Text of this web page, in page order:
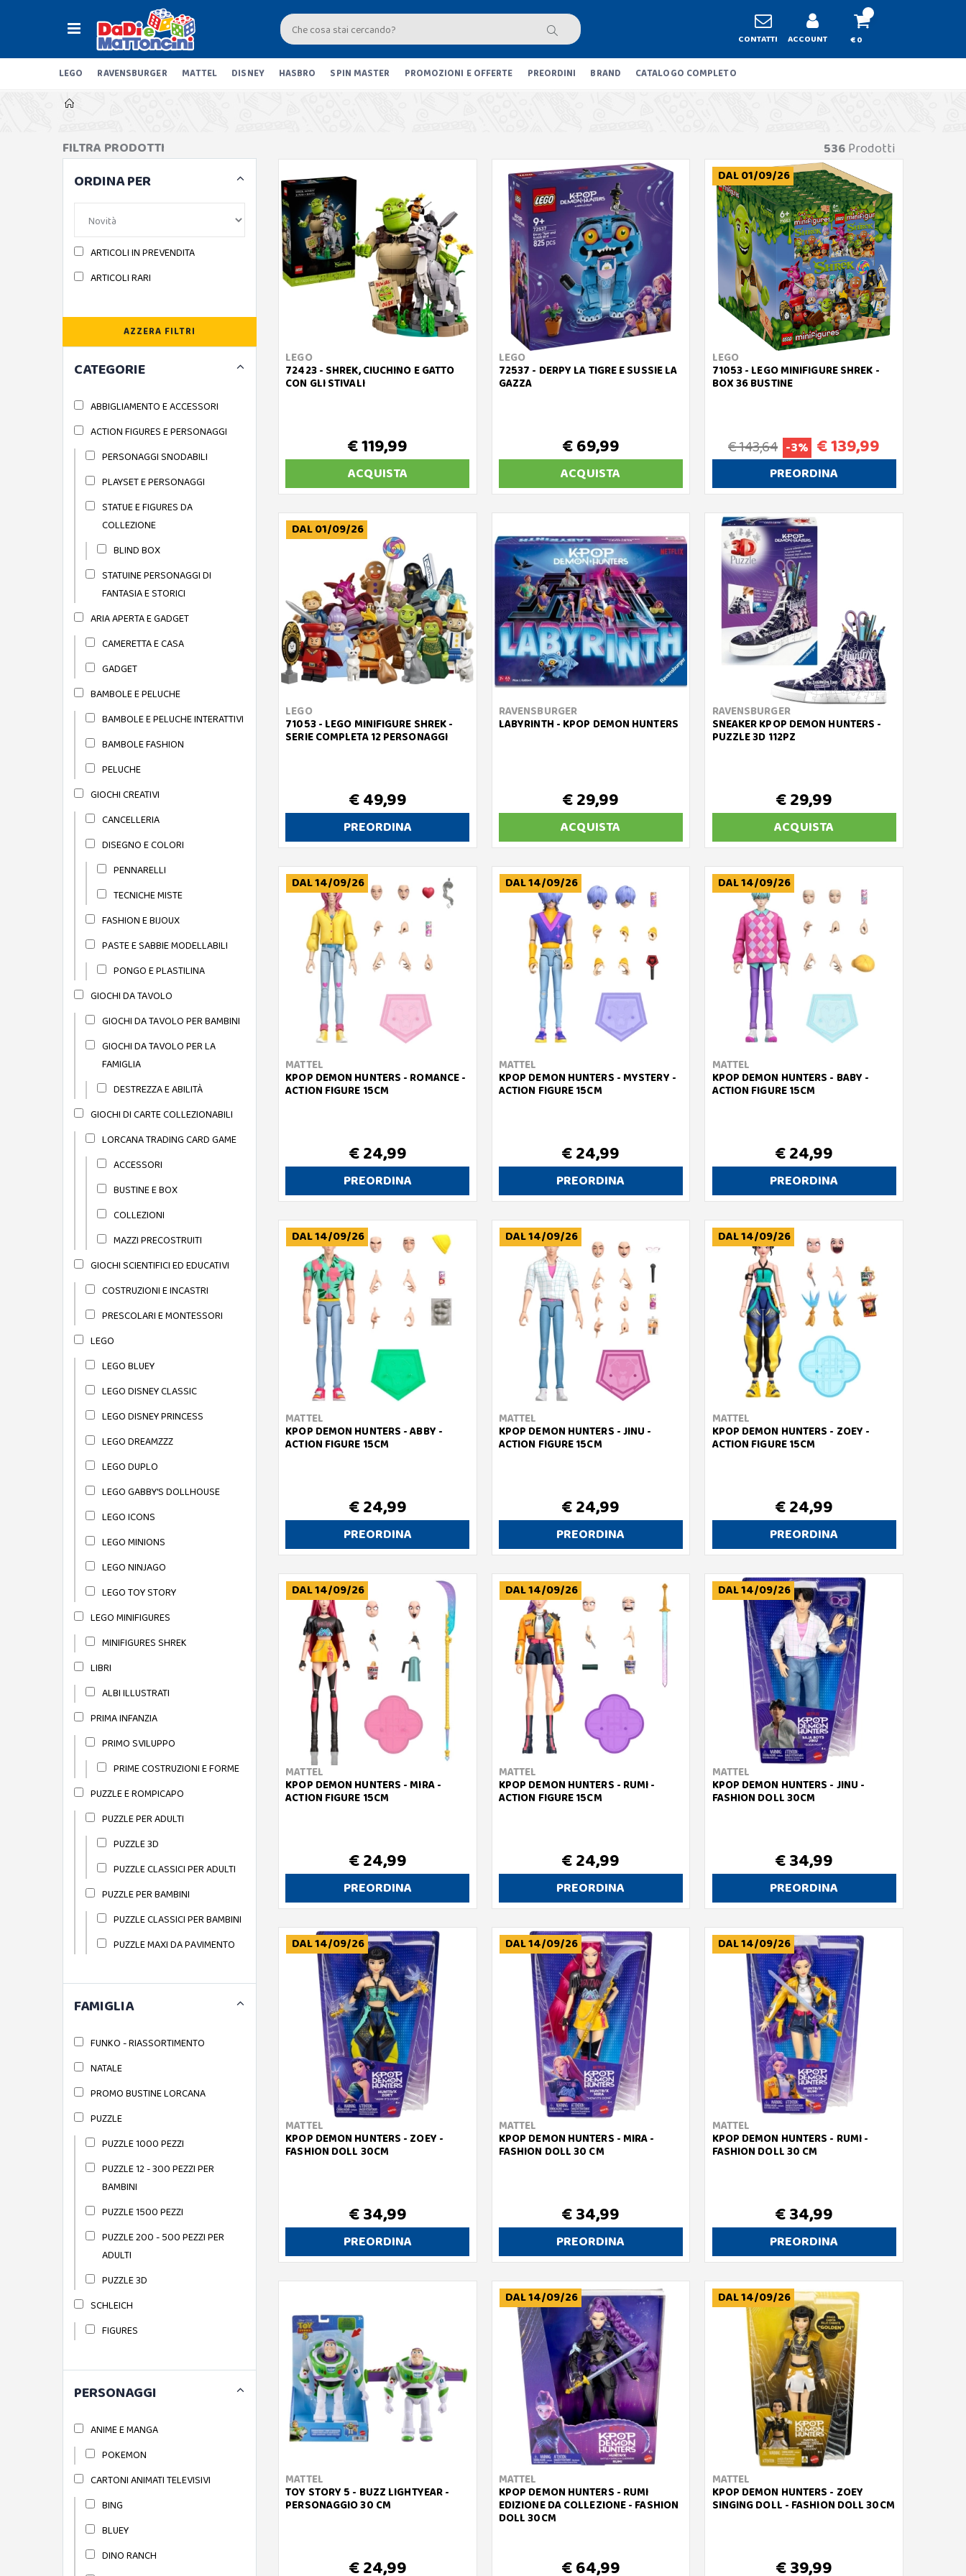
CONTATTI ACCOUNT € 0
LEGO RAVENSBURGER MATTEL DISNEY HASBRO SPIN MASTER PROMOZIONI E OFFERTE PREORDINI BRAND CATALOGO COMPLETO
536Prodotti
LEGO
72423 - SHREK, CIUCHINO E GATTO
CON GLI STIVALI
€ 119,99
ACQUISTA
LEGO
72537 - DERPY LA TIGRE E SUSSIE LA
GAZZA
€ 69,99
ACQUISTA
DAL 01/09/26
LEGO
71053 - LEGO MINIFIGURE SHREK -
BOX 36 BUSTINE
€ 143,64 -3% € 139,99
PREORDINA
DAL 01/09/26
LEGO
71053 - LEGO MINIFIGURE SHREK -
SERIE COMPLETA 12 PERSONAGGI
€ 49,99
PREORDINA
RAVENSBURGER
LABYRINTH - KPOP DEMON HUNTERS
€ 29,99
ACQUISTA
RAVENSBURGER
SNEAKER KPOP DEMON HUNTERS -
PUZZLE 3D 112PZ
€ 29,99
ACQUISTA
DAL 14/09/26
MATTEL
KPOP DEMON HUNTERS - ROMANCE -
ACTION FIGURE 15CM
€ 24,99
PREORDINA
DAL 14/09/26
MATTEL
KPOP DEMON HUNTERS - MYSTERY -
ACTION FIGURE 15CM
€ 24,99
PREORDINA
DAL 14/09/26
MATTEL
KPOP DEMON HUNTERS - BABY -
ACTION FIGURE 15CM
€ 24,99
PREORDINA
DAL 14/09/26
MATTEL
KPOP DEMON HUNTERS - ABBY -
ACTION FIGURE 15CM
€ 24,99
PREORDINA
DAL 14/09/26
MATTEL
KPOP DEMON HUNTERS - JINU -
ACTION FIGURE 15CM
€ 24,99
PREORDINA
DAL 14/09/26
MATTEL
KPOP DEMON HUNTERS - ZOEY -
ACTION FIGURE 15CM
€ 24,99
PREORDINA
DAL 14/09/26
MATTEL
KPOP DEMON HUNTERS - MIRA -
ACTION FIGURE 15CM
€ 24,99
PREORDINA
DAL 14/09/26
MATTEL
KPOP DEMON HUNTERS - RUMI -
ACTION FIGURE 15CM
€ 24,99
PREORDINA
DAL 14/09/26
MATTEL
KPOP DEMON HUNTERS - JINU -
FASHION DOLL 30CM
€ 34,99
PREORDINA
DAL 14/09/26
MATTEL
KPOP DEMON HUNTERS - ZOEY -
FASHION DOLL 30CM
€ 34,99
PREORDINA
DAL 14/09/26
MATTEL
KPOP DEMON HUNTERS - MIRA -
FASHION DOLL 30 CM
€ 34,99
PREORDINA
DAL 14/09/26
MATTEL
KPOP DEMON HUNTERS - RUMI -
FASHION DOLL 30 CM
€ 34,99
PREORDINA
MATTEL
TOY STORY 5 - BUZZ LIGHTYEAR -
PERSONAGGIO 30 CM
€ 24,99
DAL 14/09/26
MATTEL
KPOP DEMON HUNTERS - RUMI
EDIZIONE DA COLLEZIONE - FASHION
DOLL 30CM
€ 64,99
DAL 14/09/26
MATTEL
KPOP DEMON HUNTERS - ZOEY
SINGING DOLL - FASHION DOLL 30CM
€ 39,99
FILTRA PRODOTTI
ORDINA PER
ARTICOLI IN PREVENDITA
ARTICOLI RARI
AZZERA FILTRI
CATEGORIE
ABBIGLIAMENTO E ACCESSORI
ACTION FIGURES E PERSONAGGI
PERSONAGGI SNODABILI
PLAYSET E PERSONAGGI
STATUE E FIGURES DA
COLLEZIONE
BLIND BOX
STATUINE PERSONAGGI DI
FANTASIA E STORICI
ARIA APERTA E GADGET
CAMERETTA E CASA
GADGET
BAMBOLE E PELUCHE
BAMBOLE E PELUCHE INTERATTIVI
BAMBOLE FASHION
PELUCHE
GIOCHI CREATIVI
CANCELLERIA
DISEGNO E COLORI
PENNARELLI
TECNICHE MISTE
FASHION E BIJOUX
PASTE E SABBIE MODELLABILI
PONGO E PLASTILINA
GIOCHI DA TAVOLO
GIOCHI DA TAVOLO PER BAMBINI
GIOCHI DA TAVOLO PER LA
FAMIGLIA
DESTREZZA E ABILITÀ
GIOCHI DI CARTE COLLEZIONABILI
LORCANA TRADING CARD GAME
ACCESSORI
BUSTINE E BOX
COLLEZIONI
MAZZI PRECOSTRUITI
GIOCHI SCIENTIFICI ED EDUCATIVI
COSTRUZIONI E INCASTRI
PRESCOLARI E MONTESSORI
LEGO
LEGO BLUEY
LEGO DISNEY CLASSIC
LEGO DISNEY PRINCESS
LEGO DREAMZZZ
LEGO DUPLO
LEGO GABBY'S DOLLHOUSE
LEGO ICONS
LEGO MINIONS
LEGO NINJAGO
LEGO TOY STORY
LEGO MINIFIGURES
MINIFIGURES SHREK
LIBRI
ALBI ILLUSTRATI
PRIMA INFANZIA
PRIMO SVILUPPO
PRIME COSTRUZIONI E FORME
PUZZLE E ROMPICAPO
PUZZLE PER ADULTI
PUZZLE 3D
PUZZLE CLASSICI PER ADULTI
PUZZLE PER BAMBINI
PUZZLE CLASSICI PER BAMBINI
PUZZLE MAXI DA PAVIMENTO
FAMIGLIA
FUNKO - RIASSORTIMENTO
NATALE
PROMO BUSTINE LORCANA
PUZZLE
PUZZLE 1000 PEZZI
PUZZLE 12 - 300 PEZZI PER
BAMBINI
PUZZLE 1500 PEZZI
PUZZLE 200 - 500 PEZZI PER
ADULTI
PUZZLE 3D
SCHLEICH
FIGURES
PERSONAGGI
ANIME E MANGA
POKEMON
CARTONI ANIMATI TELEVISIVI
BING
BLUEY
DINO RANCH